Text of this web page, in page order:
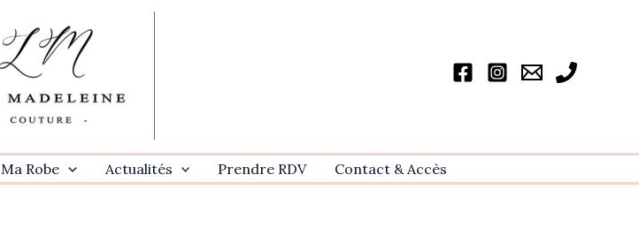
Ma Robe Actualités Prendre RDV Contact & Accѐs